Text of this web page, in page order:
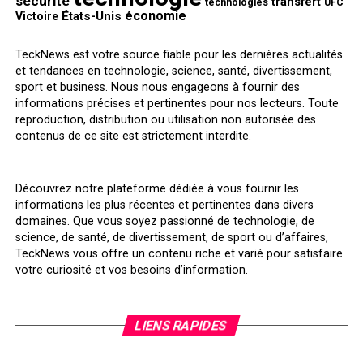
technologies UFC
Victoire États-Unis économie
TeckNews est votre source fiable pour les dernières actualités
et tendances en technologie, science, santé, divertissement,
sport et business. Nous nous engageons à fournir des
informations précises et pertinentes pour nos lecteurs. Toute
reproduction, distribution ou utilisation non autorisée des
contenus de ce site est strictement interdite.
Découvrez notre plateforme dédiée à vous fournir les
informations les plus récentes et pertinentes dans divers
domaines. Que vous soyez passionné de technologie, de
science, de santé, de divertissement, de sport ou d’affaires,
TeckNews vous offre un contenu riche et varié pour satisfaire
votre curiosité et vos besoins d’information.
LIENS RAPIDES